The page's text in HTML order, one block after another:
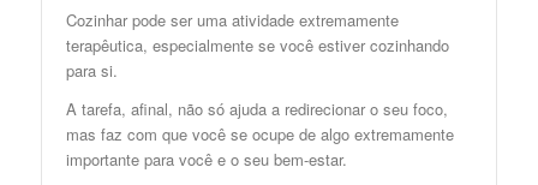
Cozinhar pode ser uma atividade extremamente
terapêutica, especialmente se você estiver cozinhando
para si.
A tarefa, afinal, não só ajuda a redirecionar o seu foco,
mas faz com que você se ocupe de algo extremamente
importante para você e o seu bem-estar.